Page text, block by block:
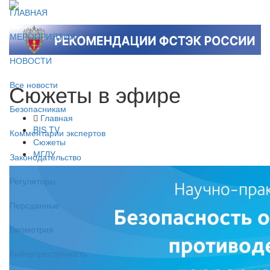
ГЛАВНАЯ
МЕРОПРИЯТИЯ
НОВОСТИ
Все новости
Безопасникам
Комментарии экспертов
Законодательство
Регуляторы
Персданные
Биометрия
Киберпреступность
Сюжеты в эфире
Главная
BIS TV
Сюжеты
МГЛУ